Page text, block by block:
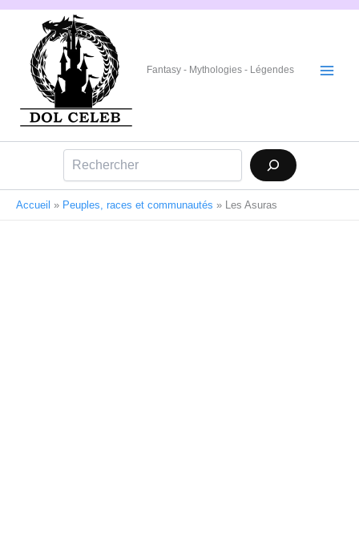
Aller
Fantasy - Mythologies - Légendes
Accueil » Peuples, races et communautés » Les Asuras